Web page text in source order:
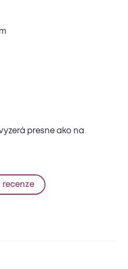
presne ako na
recenze